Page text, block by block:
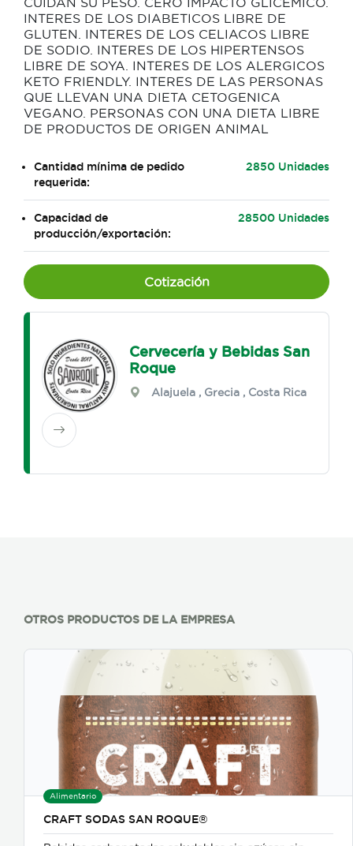
INTERES DE LOS DIABETICOS LIBRE DE
GLUTEN. INTERES DE LOS CELIACOS LIBRE
DE SODIO. INTERES DE LOS HIPERTENSOS
LIBRE DE SOYA. INTERES DE LOS ALERGICOS
KETO FRIENDLY. INTERES DE LAS PERSONAS
QUE LLEVAN UNA DIETA CETOGENICA
VEGANO. PERSONAS CON UNA DIETA LIBRE
DE PRODUCTOS DE ORIGEN ANIMAL
Cantidad mínima de pedido
requerida:
2850 Unidades
Capacidad de
producción/exportación:
28500 Unidades
Cotización
Cervecería y Bebidas San
Roque
Alajuela , Grecia , Costa Rica
OTROS PRODUCTOS DE LA EMPRESA
Alimentario
CRAFT SODAS SAN ROQUE®